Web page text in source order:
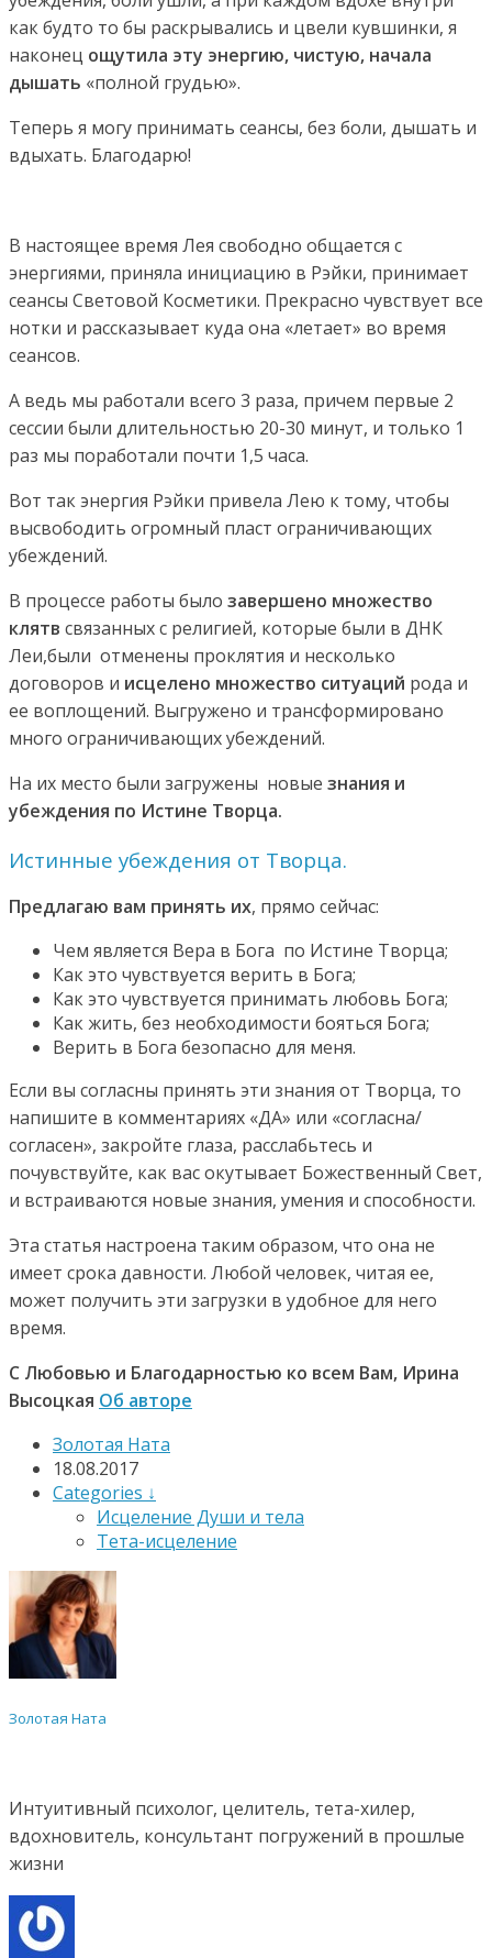
как будто то бы раскрывались и цвели кувшинки, я
наконец ощутила эту энергию, чистую, начала
дышать «полной грудью».
Теперь я могу принимать сеансы, без боли, дышать и
вдыхать. Благодарю!
В настоящее время Лея свободно общается с
энергиями, приняла инициацию в Рэйки, принимает
сеансы Световой Косметики. Прекрасно чувствует все
нотки и рассказывает куда она «летает» во время
сеансов.
А ведь мы работали всего 3 раза, причем первые 2
сессии были длительностью 20-30 минут, и только 1
раз мы поработали почти 1,5 часа.
Вот так энергия Рэйки привела Лею к тому, чтобы
высвободить огромный пласт ограничивающих
убеждений.
В процессе работы было завершено множество
клятв связанных с религией, которые были в ДНК
Леи,были отменены проклятия и несколько
договоров и исцелено множество ситуаций рода и
ее воплощений. Выгружено и трансформировано
много ограничивающих убеждений.
На их место были загружены новые знания и
убеждения по Истине Творца.
Истинные убеждения от Творца.
Предлагаю вам принять их, прямо сейчас:
Чем является Вера в Бога по Истине Творца;
Как это чувствуется верить в Бога;
Как это чувствуется принимать любовь Бога;
Как жить, без необходимости бояться Бога;
Верить в Бога безопасно для меня.
Если вы согласны принять эти знания от Творца, то
напишите в комментариях «ДА» или «согласна/
согласен», закройте глаза, расслабьтесь и
почувствуйте, как вас окутывает Божественный Свет,
и встраиваются новые знания, умения и способности.
Эта статья настроена таким образом, что она не
имеет срока давности. Любой человек, читая ее,
может получить эти загрузки в удобное для него
время.
С Любовью и Благодарностью ко всем Вам, Ирина
Высоцкая Об авторе
Золотая Ната
18.08.2017
Categories ↓
Исцеление Души и тела
Тета-исцеление
Золотая Ната
Интуитивный психолог, целитель, тета-хилер,
вдохновитель, консультант погружений в прошлые
жизни